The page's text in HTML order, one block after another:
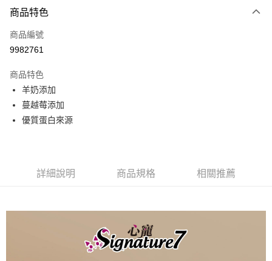
AFTEE先享後付是「在收到商品之後才付款」的支付方式。 讓您購物簡單
便利好安心！
２．便利：只要手機號碼，簡訊認證，即可結帳。
３．安心：先確認商品／服務後，再付款。
【「AFTEE先享後付」結帳流程】
結帳頁面，進行簡訊認證並確認金額後，即可完成結帳。
２．訂單成立數日內，您將收到繳費通知簡訊。
３．收到繳費通知簡訊後14天內，點擊此簡訊中的連結，可透過四大超商／
ATM／網路銀行／等多元方式進行付款，方視為交易完成。
※ 交易是否成功請以「AFTEE先享後付 」之結帳頁面顯示為準，若有關於
是否繳費成功／繳費後需取消欲退款等相關疑問，請聯繫「AFTEE先享後付
【注意事項】
１．透過由恩沛科技股份有限公司提供之「AFTEE先享後付」服務完成之交
易，需依本服務之必要範圍內提供個人資料，並將交易相關給付款項請求債
權轉讓予恩沛科技股份有限公司。
運送方式
全家取貨付款
每筆NT$80，滿NT$2,000(含以上)免運費
付款後全家取貨
每筆NT$80，滿NT$2,000(含以上)免運費
付款後7-11取貨
一般宅配
每筆NT$100，滿NT$2,000(含以上)免運費
商品特色
商品編號
9982761
商品特色
羊奶添加
蔓越莓添加
優質蛋白來源
詳細說明 商品規格 相關推薦